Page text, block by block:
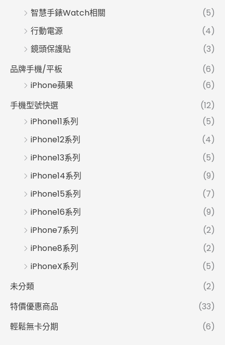
智慧手錶Watch相關
(5)
行動電源
(4)
鏡頭保護貼
(3)
品牌手機/平板
(6)
iPhone蘋果
(6)
手機型號快選
(12)
iPhone11系列
(5)
iPhone12系列
(4)
iPhone13系列
(5)
iPhone14系列
(9)
iPhone15系列
(7)
iPhone16系列
(9)
iPhone7系列
(2)
iPhone8系列
(2)
iPhoneX系列
(5)
未分類
(2)
特價優惠商品
(33)
輕鬆無卡分期
(6)